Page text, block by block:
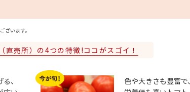
ざいます。
直売所）の4つの特徴!ココがスゴイ！
、
色や大きさも豊富で、